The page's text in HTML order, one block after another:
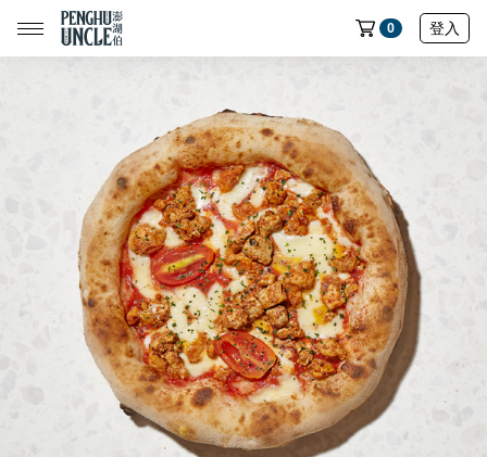
0 登入
📢限時搶購｜魚皮買五送一🔥
📢限時搶購｜蝦餅買五送一🔥
📢限時搶購｜魷魚製品買五送一🔥
📢限時搶購｜七龍珠聯名魚皮買五送一🔥
全部商品